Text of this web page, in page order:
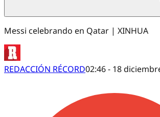
Messi celebrando en Qatar | XINHUA
REDACCIÓN RÉCORD02:46 - 18